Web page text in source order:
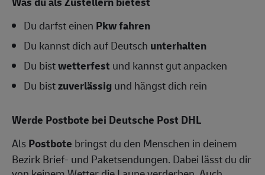
Du darfst einen Pkw fahren
Du kannst dich auf Deutsch unterhalten
Du bistwetterfest und kannst gut anpacken
Du bistzuverlässigund hängst dich rein
Werde Postbote bei Deutsche Post DHL
AlsPostbote bringst du den Menschen in deinem
Bezirk Brief- und Paketsendungen. Dabei lässt du dir